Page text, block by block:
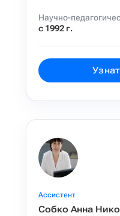
Научно-
с 1992 г.
Ассистент
Собко Анна